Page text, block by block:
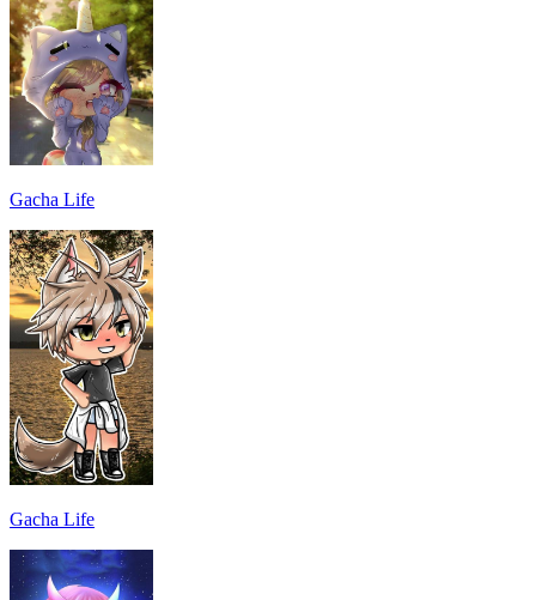
Gacha Life
Gacha Life